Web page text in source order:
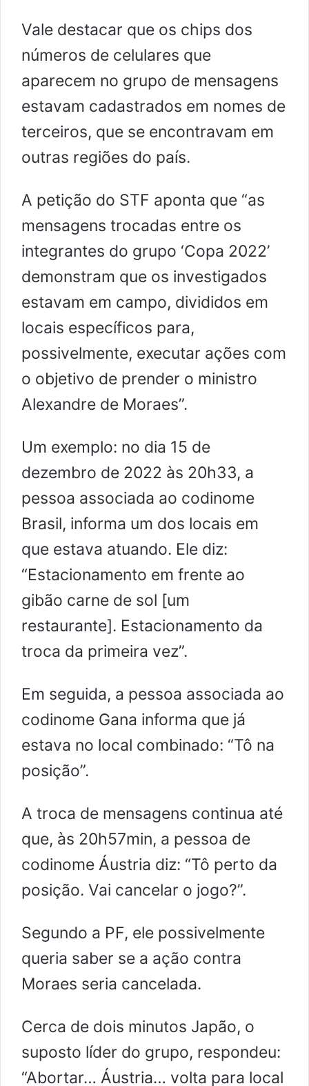
Vale destacar que os chips dos
números de celulares que
aparecem no grupo de mensagens
estavam cadastrados em nomes de
terceiros, que se encontravam em
outras regiões do país.
A petição do STF aponta que “as
mensagens trocadas entre os
integrantes do grupo ‘Copa 2022’
demonstram que os investigados
estavam em campo, divididos em
locais específicos para,
possivelmente, executar ações com
o objetivo de prender o ministro
Alexandre de Moraes”.
Um exemplo: no dia 15 de
dezembro de 2022 às 20h33, a
pessoa associada ao codinome
Brasil, informa um dos locais em
que estava atuando. Ele diz:
“Estacionamento em frente ao
gibão carne de sol [um
restaurante]. Estacionamento da
troca da primeira vez”.
Em seguida, a pessoa associada ao
codinome Gana informa que já
estava no local combinado: “Tô na
posição”.
A troca de mensagens continua até
que, às 20h57min, a pessoa de
codinome Áustria diz: “Tô perto da
posição. Vai cancelar o jogo?”.
Segundo a PF, ele possivelmente
queria saber se a ação contra
Moraes seria cancelada.
Cerca de dois minutos Japão, o
suposto líder do grupo, respondeu:
“Abortar… Áustria… volta para local